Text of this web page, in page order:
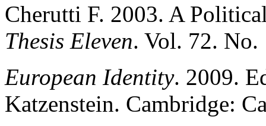
Cherutti F. 2003. A
Thesis Eleven. Vol. 72. No.
European Identity. 2009.
Katzenstein. Cambridge: